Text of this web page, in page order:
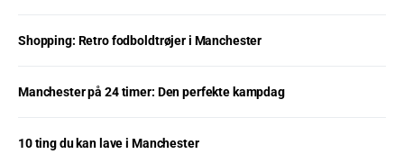
Shopping: Retro fodboldtrøjer i Manchester
Manchester på 24 timer: Den perfekte kampdag
10 ting du kan lave i Manchester